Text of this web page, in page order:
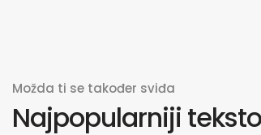
Možda ti se također sviđa
Najpopularniji